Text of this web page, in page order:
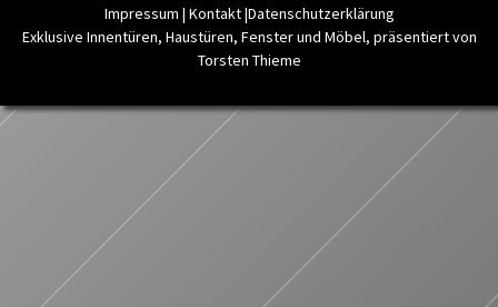
Impressum | Kontakt|Datenschutzerklärung
Exklusive Innentüren, Haustüren, Fenster und Möbel, präsentiert von
Torsten Thieme